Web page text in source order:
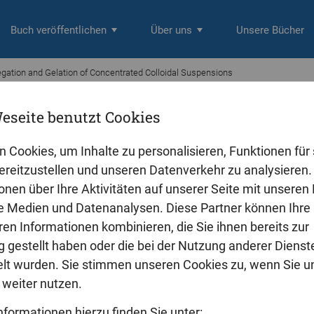
benutzt Cookies
Cookies, um Inhalte zu personalisieren, Funktionen für
und unseren Datenverkehr zu
über Ihre Aktivitäten auf unserer Seite mit unseren
Medien und Datenanalysen. Diese Partner können Ihre
Informationen kombinieren, die Sie ihnen bereits zur
gestellt haben oder die bei der Nutzung anderer
wurden. Sie stimmen unseren Cookies zu, wenn Sie
nutzen.
Buch veröffentlichen Über uns Unsere Bücher
and Gelation of Concentrated Colloidal Suspensions
and Gelation of Concentrated